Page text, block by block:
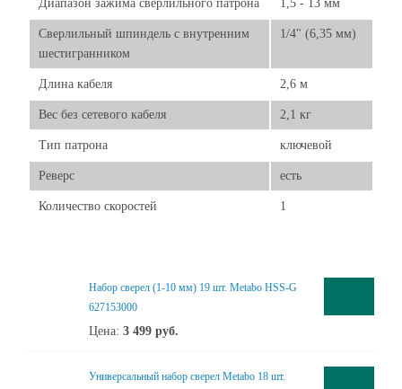
Диапазон зажима сверлильного патрона 1,5 - 13 мм
Сверлильный шпиндель с внутренним
шестигранником
1/4" (6,35 мм)
Длина кабеля 2,6 м
Вес без сетевого кабеля 2,1 кг
Тип патрона ключевой
Реверс есть
Количество скоростей 1
Набор сверел (1-10 мм) 19 шт. Metabo HSS-G
627153000
Цена: 3 499 руб.
Универсальный набор сверел Metabo 18 шт.